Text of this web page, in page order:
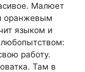
Малюет
оранжевым
языком и
любопытством:
работу.
Там в